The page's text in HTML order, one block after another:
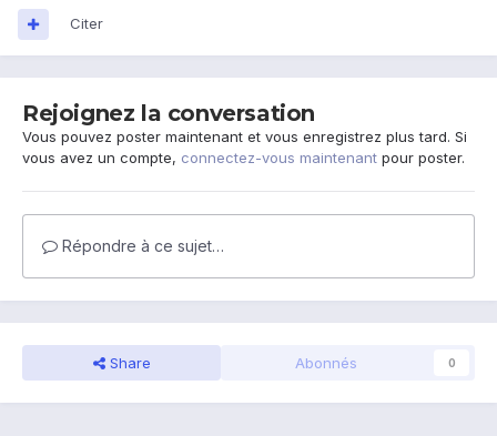
Citer
Rejoignez la conversation
Vous pouvez poster maintenant et vous enregistrez plus tard. Si
vous avez un compte, connectez-vous maintenant pour poster.
Répondre à ce sujet…
Share Abonnés 0